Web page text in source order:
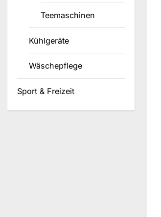
Teemaschinen
Kühlgeräte
Wäschepflege
Sport & Freizeit